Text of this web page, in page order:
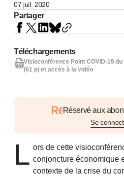
07 juil. 2020
Partager
Réservé aux
Se
L ors de cette
conjoncture économique
contexte de la crise du
Téléchargements
Visioconférence Point COVID-19
(61 p) et accès à la vidéo